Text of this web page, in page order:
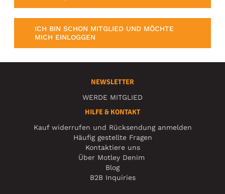
ICH BIN SCHON MITGLIED UND MÖCHTE
MICH EINLOGGEN
NEWSLETTER
WERDE MITGLIED
HILFE & KONTAKT
Kauf widerrufen und Rücksendung anmelden
Häufig gestellte Fragen
Kontaktiere uns
Über Motley Denim
Blog
B2B Inquiries